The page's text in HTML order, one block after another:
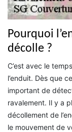
Pourquoi
décolle ?
C’est avec le
l’enduit. Dès que
important de
ravalement. Il y a
décollement de
le mouvement de